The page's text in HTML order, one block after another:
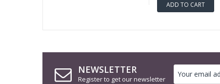
ADD TO CART
NEWSLETTER
Register to get our newsletter